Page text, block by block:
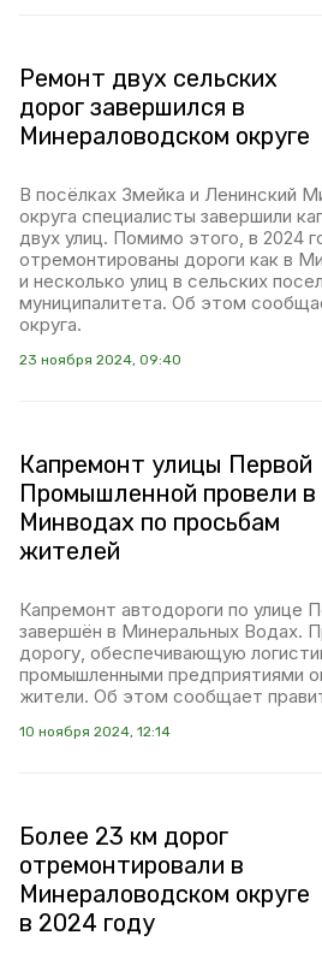
Ремонт двух сельских
дорог завершился в
Минераловодском округе
В посёлках Змейка и Ленинский
округа специалисты завершили
двух улиц. Помимо этого, в 2024
отремонтированы дороги как в
и несколько улиц в сельских
муниципалитета. Об этом
округа.
23 ноября 2024, 09:40
Капремонт улицы Первой
Промышленной провели в
Минводах по просьбам
жителей
Капремонт автодороги по улице
завершён в Минеральных Водах.
дорогу, обеспечивающую
промышленными предприятиями
жители. Об этом сообщает
10 ноября 2024, 12:14
Более 23 км дорог
отремонтировали в
Минераловодском округе
в 2024 году